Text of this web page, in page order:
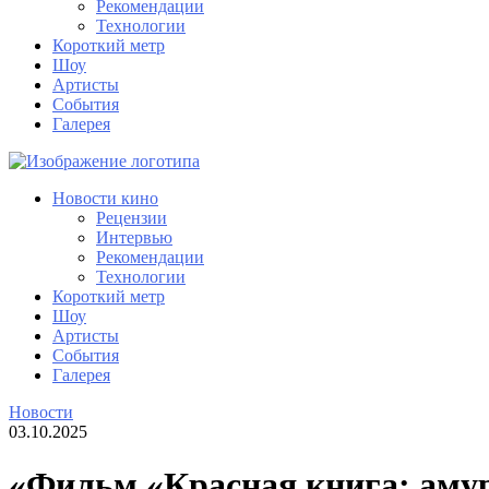
Рекомендации
Технологии
Короткий метр
Шоу
Артисты
События
Галерея
Новости кино
Рецензии
Интервью
Рекомендации
Технологии
Короткий метр
Шоу
Артисты
События
Галерея
Новости
03.10.2025